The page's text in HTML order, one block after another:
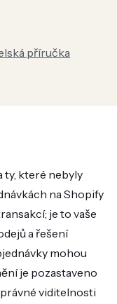
příručka
ty, které nebyly
na Shopify
je to vaše
a řešení
mohou
je pozastaveno
viditelnosti